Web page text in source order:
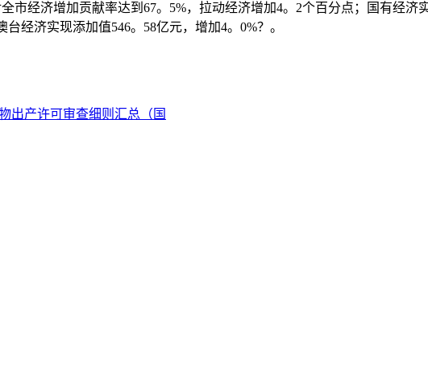
经济增加贡献率达到67。5%，拉动经济增加4。2个百分点；国有经济
经济实现添加值546。58亿元，增加4。0%？。
出产许可审查细则汇总（国